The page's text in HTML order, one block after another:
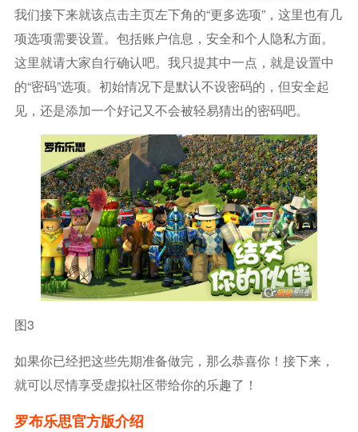
我们接下来就该点击主页左下角的“更多选项”，这里也有几
项选项需要设置。包括账户信息，安全和个人隐私方面。
这里就请大家自行确认吧。我只提其中一点，就是设置中
的“密码”选项。初始情况下是默认不设密码的，但安全起
见，还是添加一个好记又不会被轻易猜出的密码吧。
图3
如果你已经把这些先期准备做完，那么恭喜你！接下来，
就可以尽情享受虚拟社区带给你的乐趣了！
罗布乐思官方版介绍